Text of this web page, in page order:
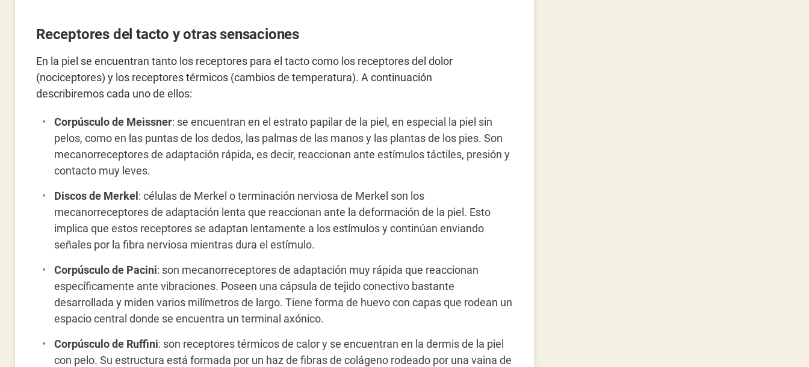
Receptores del tacto y otras sensaciones
En la piel se encuentran tanto los receptores para el tacto como los receptores del dolor
(nociceptores) y los receptores térmicos (cambios de temperatura). A continuación
describiremos cada uno de ellos:
Corpúsculo de Meissner: se encuentran en el estrato papilar de la piel, en especial la piel sin
pelos, como en las puntas de los dedos, las palmas de las manos y las plantas de los pies. Son
mecanorreceptores de adaptación rápida, es decir, reaccionan ante estímulos táctiles, presión y
contacto muy leves.
Discos de Merkel : células de Merkel o terminación nerviosa de Merkel son los
mecanorreceptores de adaptación lenta que reaccionan ante la deformación de la piel. Esto
implica que estos receptores se adaptan lentamente a los estímulos y continúan enviando
señales por la fibra nerviosa mientras dura el estímulo.
Corpúsculo de Pacini: son mecanorreceptores de adaptación muy rápida que reaccionan
específicamente ante vibraciones. Poseen una cápsula de tejido conectivo bastante
desarrollada y miden varios milímetros de largo. Tiene forma de huevo con capas que rodean un
espacio central donde se encuentra un terminal axónico.
Corpúsculo de Ruffini: son receptores térmicos de calor y se encuentran en la dermis de la piel
con pelo. Su estructura está formada por un haz de fibras de colágeno rodeado por una vaina de